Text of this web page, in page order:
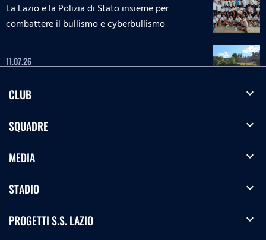
La Lazio e la Polizia di Stato insieme per
combattere il bullismo e cyberbullismo
11.07.26
04.07.26
Le interviste del Lazio Summer Camp di Rieti
Le interviste del Lazio Summer Camp del 'Green
CLUB expand_more
SQUADRE expand_more
MEDIA expand_more
STADIO expand_more
PROGETTI S.S. LAZIO expand_more